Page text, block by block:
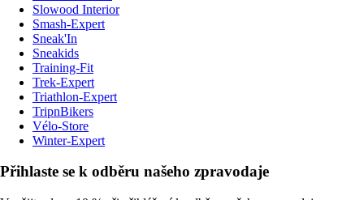
Slowood Interior
Smash-Expert
Sneak'In
Sneakids
Training-Fit
Trek-Expert
Triathlon-Expert
TripnBikers
Vélo-Store
Winter-Expert
Přihlaste se k odběru našeho zpravodaje